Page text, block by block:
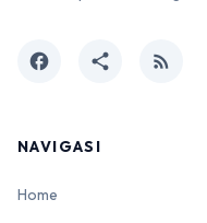
facebook share rss_feed
NAVIGASI
Home